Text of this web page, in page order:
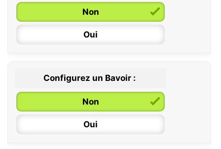
6 / 12 mois
12 / 18 mois
Non
Oui
Configurez un Bavoir :
Non
Oui